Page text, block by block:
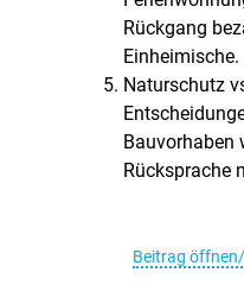
Rückgang
Einheimische.
Naturschutz
Bauvorhaben
Rücksprache
Beitrag